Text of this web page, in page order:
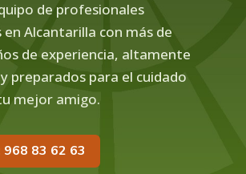
de profesionales
Alcantarilla con más de
de experiencia, altamente
preparados para el cuidado
mejor amigo.
968 83 62 63